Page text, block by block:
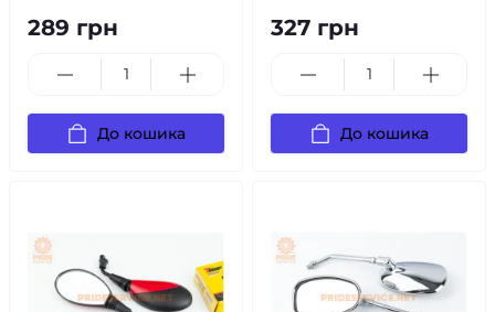
289 грн
До кошика
327 грн
До кошика